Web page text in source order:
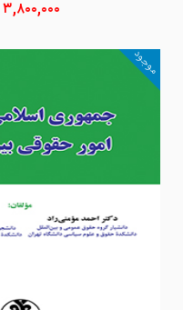
۳,۸۰۰,۰۰۰
موجود